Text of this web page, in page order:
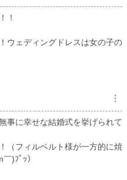
！
ウェディングドレスは女の子の
︙
事に幸せな結婚式を挙げられて
（フィルベルト様が一方的に焼
)ﾌﾟｯ）